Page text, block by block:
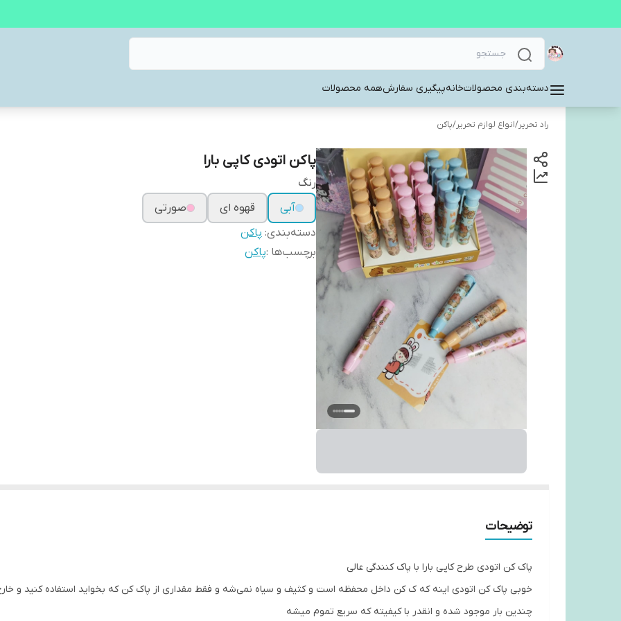
دسته‌بندی محصولاتخانهپیگیری سفارشهمه محصولات
راد تحریر/انواع لوازم تحریر/پاکن
پاکن اتودی کاپی بارا
رنگ
آبی
قهوه ای
صورتی
دسته‌بندی: پاکن
برچسب‌ها :پاکن
توضیحات
پاک کن اتودی طرح کاپی بارا با پاک کنندگی عالی
خوبی پاک کن اتودی اینه که ک کن داخل محفظه است و کثیف و سیاه نمی‌شه و فقط مقداری از پاک کن که بخواید استفاده کنید و
چندین بار موجود شده و انقدر با کیفیته که سریع تموم میشه